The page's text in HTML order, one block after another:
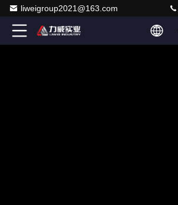
liweigroup2021@163.com